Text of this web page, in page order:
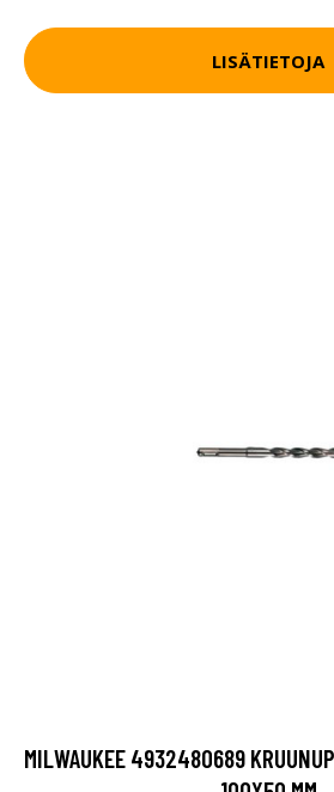
LISÄTIETOJA
MILWAUKEE 4932480689